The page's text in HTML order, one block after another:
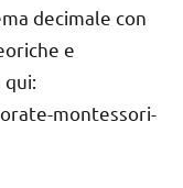
decimale con
e
montessori-